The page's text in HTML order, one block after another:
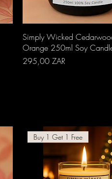
Aperçu rapide
Simply Wicked
Orange 250ml Soy
Prix
295,00 ZAR
Buy 1 Get 1 Free